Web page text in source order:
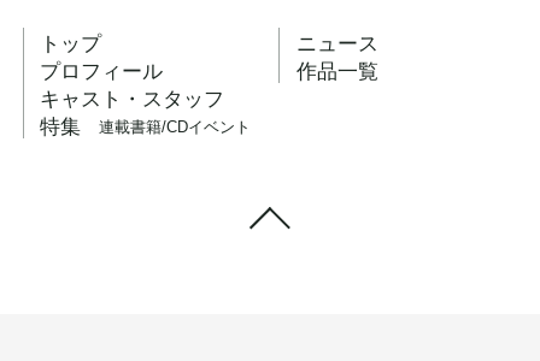
トップ
ニュース
プロフィール
作品一覧
キャスト・スタッフ
特集
連載書籍/CDイベント